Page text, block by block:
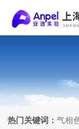
热门关键词：气相